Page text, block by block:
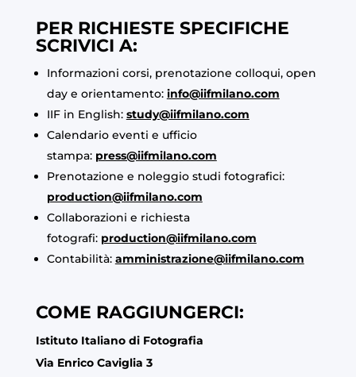
PER RICHIESTE SPECIFICHE
SCRIVICI A:
Informazioni corsi, prenotazione colloqui, open
day e orientamento: info@iifmilano.com
IIF in English: study@iifmilano.com
Calendario eventi e ufficio
stampa: press@iifmilano.com
Prenotazione e noleggio studi fotografici:
production@iifmilano.com
Collaborazioni e richiesta
fotografi: production@iifmilano.com
Contabilità: amministrazione@iifmilano.com
COME RAGGIUNGERCI:
Istituto Italiano di Fotografia
Via Enrico Caviglia 3